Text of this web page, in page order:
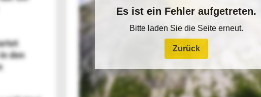
Es ist ein Fehler aufgetreten.
Bitte laden Sie die Seite erneut.
Zurück